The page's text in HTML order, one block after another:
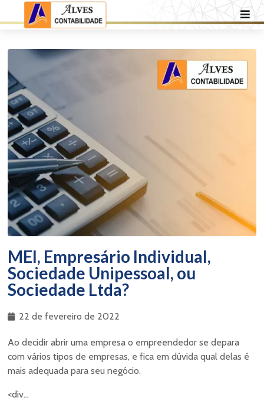
MEI, Empresário Individual,
Sociedade Unipessoal, ou
Sociedade Ltda?
22 de fevereiro de 2022
Ao decidir abrir uma empresa o empreendedor se depara
com vários tipos de empresas, e fica em dúvida qual delas é
mais adequada para seu negócio.
<div...